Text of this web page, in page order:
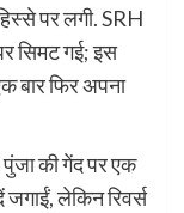
पर लगी. SRH
सिमट गई; इस
बार फिर अपना
की गेंद पर एक
लेकिन रिवर्स